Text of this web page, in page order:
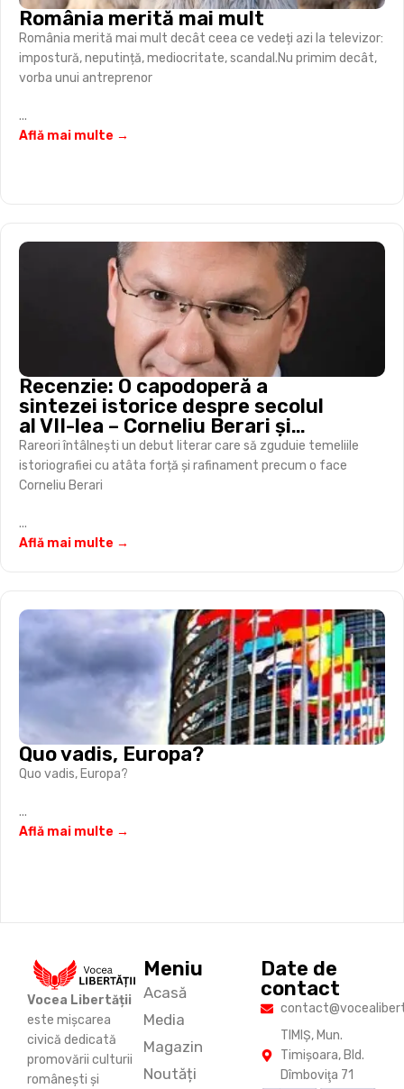
România merită mai mult
România merită mai mult decât ceea ce vedeți azi la televizor:
impostură, neputință, mediocritate, scandal.Nu primim decât,
vorba unui antreprenor
...
Află mai multe →
Recenzie: O capodoperă a
sintezei istorice despre secolul
al VII-lea – Corneliu Berari și
„războiul mondial” al Antichității
târzii
Rareori întâlnești un debut literar care să zguduie temeliile
istoriografiei cu atâta forță și rafinament precum o face
Corneliu Berari
...
Află mai multe →
Quo vadis, Europa?
Quo vadis, Europa?
...
Află mai multe →
Vocea Libertății
este mișcarea
civică dedicată
promovării culturii
românești și
Meniu
Acasă
Media
Magazin
Noutăți
Date de
contact
TIMIŞ, Mun.
Timişoara, Bld.
Dîmboviţa 71